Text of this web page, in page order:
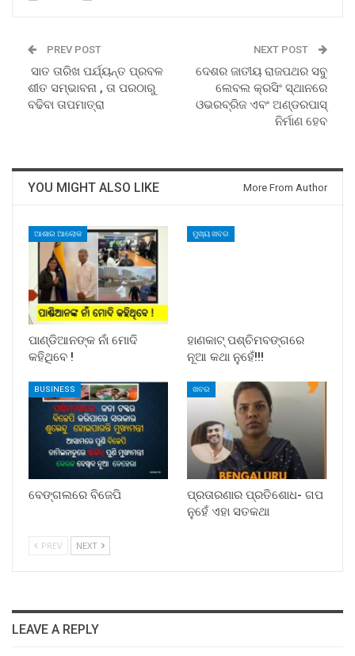
PREV POST
ସାତ ତାରିଖ ପର୍ଯ୍ୟନ୍ତ ପ୍ରବଳ
ଶୀତ ସମ୍ଭାବନା , ତା ପରଠାରୁ
ବଢିବା ତାପମାତ୍ରା
NEXT POST
ଦେଶର ଜାତୀୟ ରାଜପଥର ସବୁ
ଲେବଲ କ୍ରସିଂ ସ୍ଥାନରେ
ଓଭରବ୍ରିଜ ଏବଂ ଅଣ୍ଡରପାସ୍‌
ନିର୍ମାଣ ହେବ
YOU MIGHT ALSO LIKE More From Author
ଆଶାର ଆଲୋକ
ପାଣ୍ଡିଆନଙ୍କ ନାଁ ମୋଦି
କହିଥିବେ !
ମୁଖ୍ୟ ଖବର
ହାଣକାଟ୍‌ ପଶ୍ଚିମବଙ୍ଗରେ
ନୂଆ କଥା ନୁହେଁ!!!
BUSINESS
ବେଙ୍ଗଲରେ ବିଜେପି
ଖବର
ପ୍ରତାରଣାର ପ୍ରତିଶୋଧ- ଗପ
ନୁହେଁ ଏହା ସତକଥା
PREV NEXT
LEAVE A REPLY